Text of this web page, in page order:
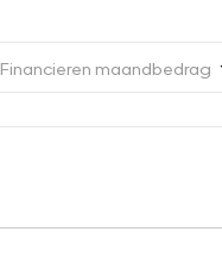
Financieren maandbedrag